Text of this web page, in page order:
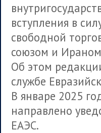
вступления в
свободной
союзом и
Об этом
службе
В январе 2025
направлено
ЕАЭС.